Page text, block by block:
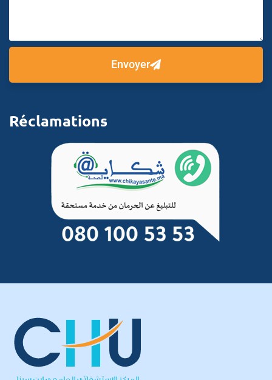
Envoyer
Réclamations